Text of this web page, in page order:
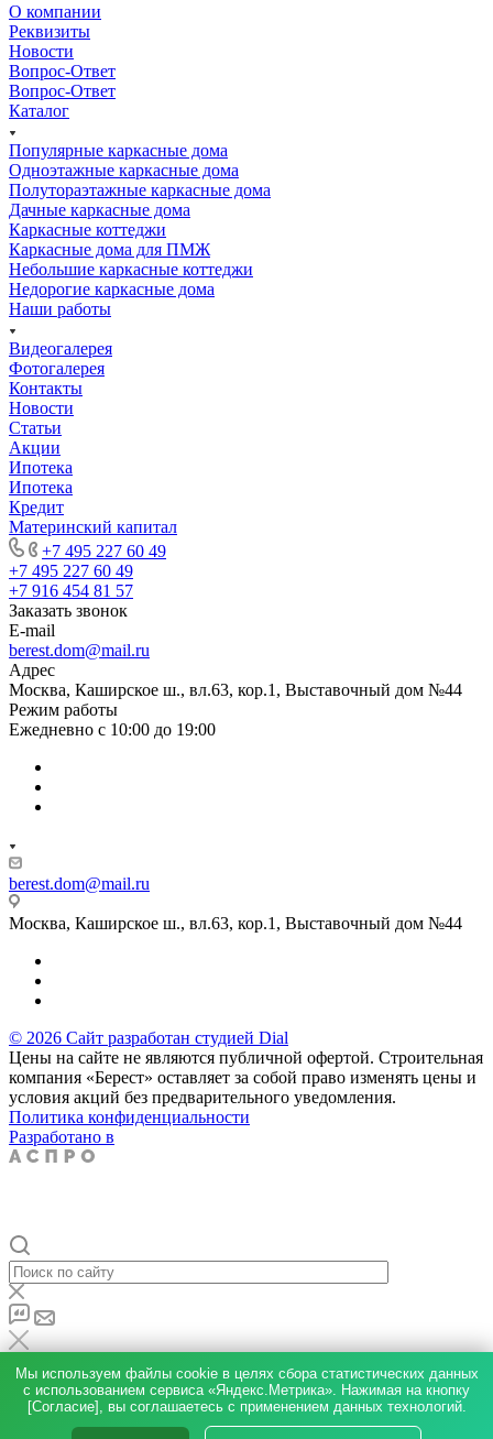
Мы используем файлы cookie в целях сбора статистических данных
с использованием сервиса «Яндекс.Метрика». Нажимая на кнопку
[Согласие], вы соглашаетесь с применением данных технологий.
О компании
Реквизиты
Новости
Вопрос-Ответ
Вопрос-Ответ
Каталог
Популярные каркасные дома
Одноэтажные каркасные дома
Полутораэтажные каркасные дома
Дачные каркасные дома
Каркасные коттеджи
Каркасные дома для ПМЖ
Небольшие каркасные коттеджи
Недорогие каркасные дома
Наши работы
Видеогалерея
Фотогалерея
Контакты
Новости
Статьи
Акции
Ипотека
Ипотека
Кредит
Материнский капитал
+7 495 227 60 49
+7 495 227 60 49
+7 916 454 81 57
Заказать звонок
E-mail
berest.dom@mail.ru
Адрес
Москва, Каширское ш., вл.63, кор.1, Выставочный дом №44
Режим работы
Ежедневно с 10:00 до 19:00
berest.dom@mail.ru
Москва, Каширское ш., вл.63, кор.1, Выставочный дом №44
© 2026 Сайт разработан студией Dial
Цены на сайте не являются публичной офертой. Строительная
компания «Берест» оставляет за собой право изменять цены и
условия акций без предварительного уведомления.
Политика конфиденциальности
Разработано в